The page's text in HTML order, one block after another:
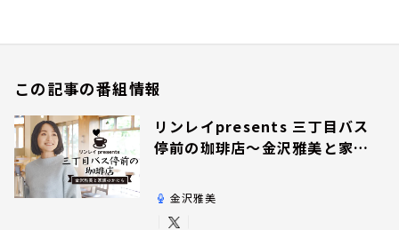
この記事の番組情報
リンレイpresents 三丁目バス
停前の珈琲店～金沢雅美と家族
金沢雅美